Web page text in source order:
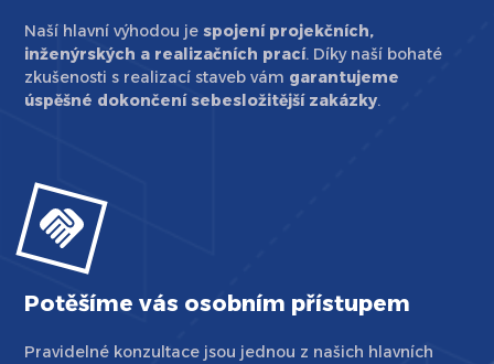
Naší hlavní výhodou je spojení projekčních,
inženýrských a realizačních prací. Díky naší bohaté
zkušenosti s realizací staveb vám garantujeme
úspěšné dokončení sebesložitější zakázky.
Potěšíme vás osobním přístupem
Pravidelné konzultace jsou jednou z našich hlavních